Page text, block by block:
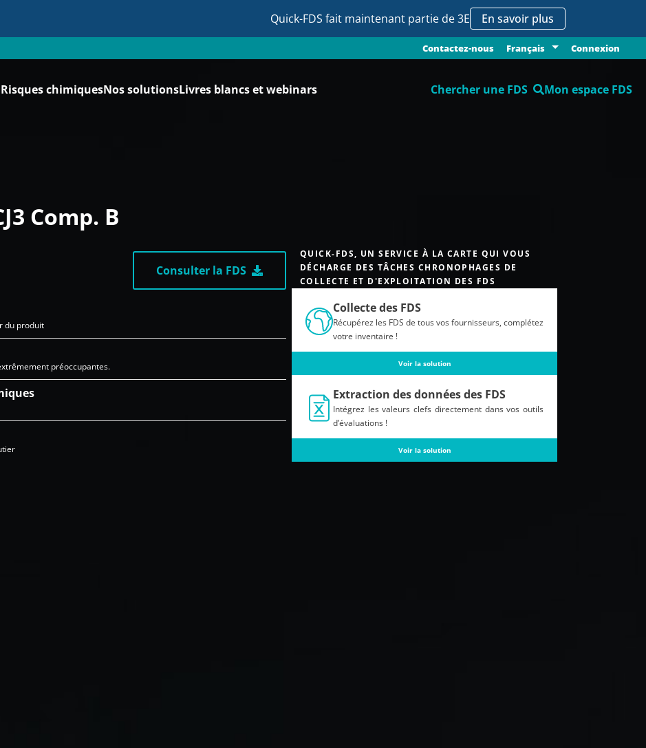
Quick-FDS fait maintenant partie de 3E En savoir plus
Contactez-nous Français Connexion
Risques chimiquesNos solutionsLivres blancs et webinars Chercher une FDS Mon espace FDS
Comp. B
Consulter la FDS
du produit
préoccupantes.
QUICK-FDS, UN SERVICE À LA CARTE QUI VOUS
DÉCHARGE DES TÂCHES CHRONOPHAGES DE
COLLECTE ET D'EXPLOITATION DES FDS
Collecte des FDS
Récupérez les FDS de tous vos fournisseurs, complétez
votre inventaire !
Voir la solution
Extraction des données des FDS
Intégrez les valeurs clefs directement dans vos outils
d’évaluations !
Voir la solution